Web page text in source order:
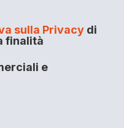
sulla Privacydi
finalità
e